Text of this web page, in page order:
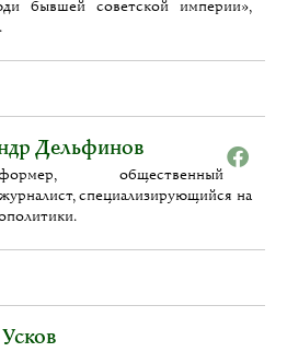
бывшей советской империи»,
Дельфинов
общественный
специализирующийся на